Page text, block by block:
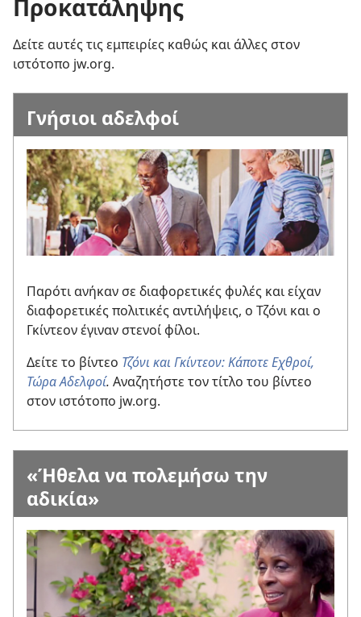
Προκατάληψης
Δείτε αυτές τις εμπειρίες καθώς και άλλες στον
ιστότοπο jw.org.
Γνήσιοι αδελφοί
Παρότι ανήκαν σε διαφορετικές φυλές και είχαν
διαφορετικές πολιτικές αντιλήψεις, ο Τζόνι και ο
Γκίντεον έγιναν στενοί φίλοι.
Δείτε το βίντεο Τζόνι και Γκίντεον: Κάποτε Εχθροί,
Τώρα Αδελφοί. Αναζητήστε τον τίτλο του βίντεο
στον ιστότοπο jw.org.
«Ήθελα να πολεμήσω την
αδικία»